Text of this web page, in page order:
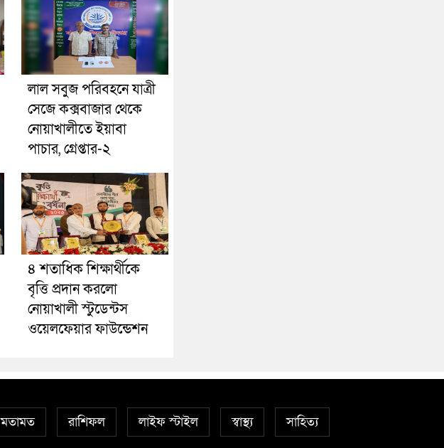
লাল সবুজ পরিবহনে যাত্রী
সেজে কক্সবাজার থেকে
নোয়াখালীতে ইয়াবা
পাচার, গ্রেপ্তার-২
৪ শতাধিক শিক্ষার্থীকে
বৃত্তি প্রদান করলো
নোয়াখালী স্টুডেন্টস
ওয়েলফেয়ার ফাউন্ডেশন
মতামত রাশিফল লাইফ স্টাইল স্বাস্থ্য সাহিত্য